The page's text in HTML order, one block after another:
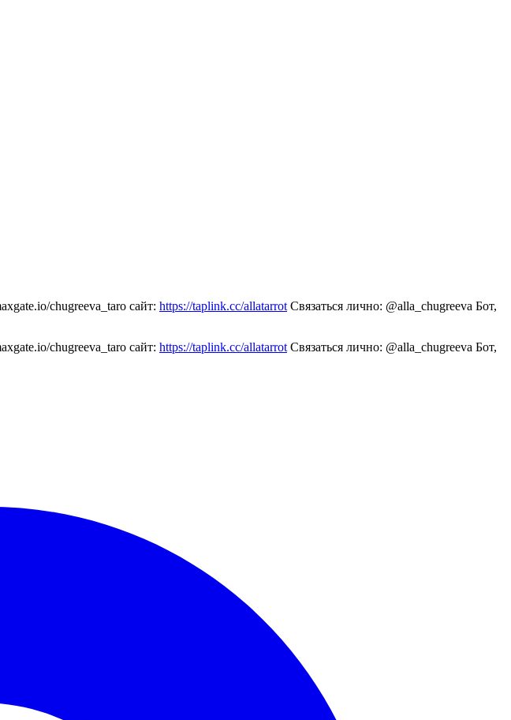
chugreeva_taro сайт: https://taplink.cc/allatarrot Связаться лично: @alla_chugreeva Бот,
chugreeva_taro сайт: https://taplink.cc/allatarrot Связаться лично: @alla_chugreeva Бот,